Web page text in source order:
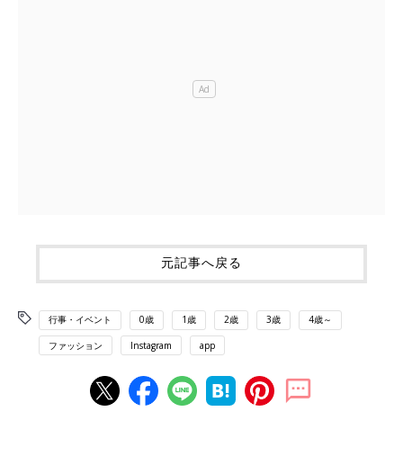
元記事へ戻る
行事・イベント 0歳 1歳 2歳 3歳 4歳～
ファッション Instagram app